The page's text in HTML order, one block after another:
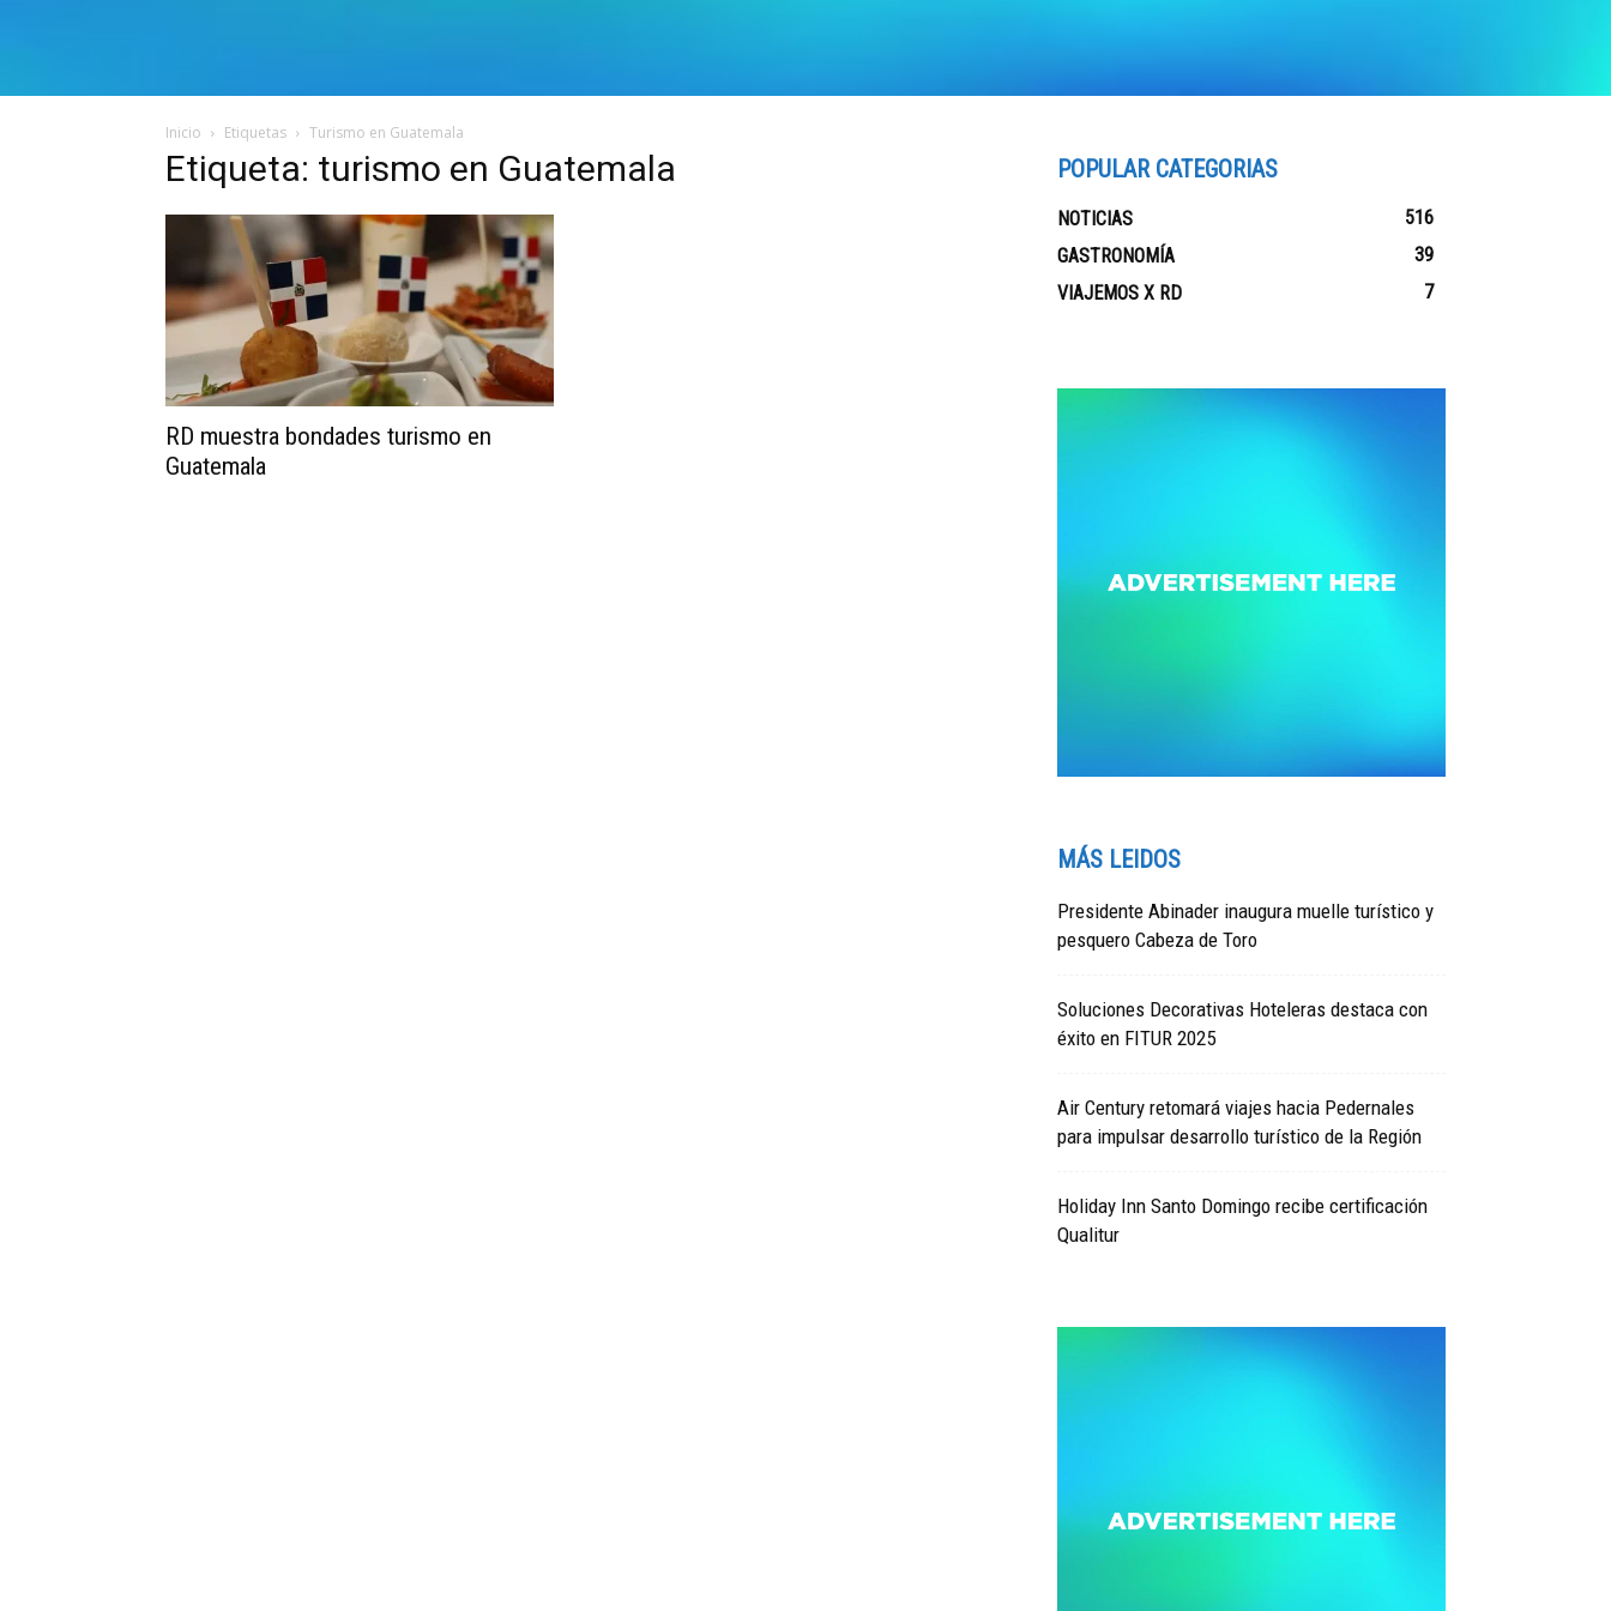
Inicio Etiquetas Turismo en Guatemala
Etiqueta: turismo en Guatemala
RD muestra bondades turismo en
Guatemala
POPULAR CATEGORIAS
NOTICIAS
516
GASTRONOMÍA
39
VIAJEMOS X RD
7
MÁS LEIDOS
Presidente Abinader inaugura muelle turístico y
pesquero Cabeza de Toro
Soluciones Decorativas Hoteleras destaca con
éxito en FITUR 2025
Air Century retomará viajes hacia Pedernales
para impulsar desarrollo turístico de la Región
Holiday Inn Santo Domingo recibe certificación
Qualitur